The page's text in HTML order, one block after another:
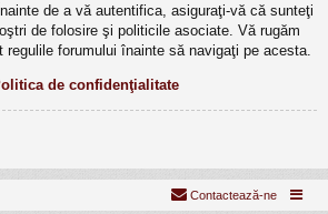
de a vă autentifica, asiguraţi-vă că sunteţi
de folosire şi politicile asociate. Vă rugăm
forumului înainte să navigaţi pe acesta.
de confidenţialitate
Contactează-ne